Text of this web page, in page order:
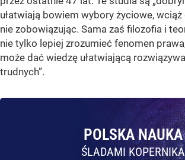
ułatwiają bowiem wybory życiowe,
nie zobowiązując. Sama zaś filozofia i
nie tylko lepiej zrozumieć fenomen
może dać wiedzę ułatwiającą
trudnych”.
POLSKA NAUKA
ŚLADAMI KOPERNIKA